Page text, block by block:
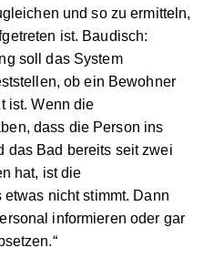
und so zu ermitteln,
ist. Baudisch:
soll das System
ob ein Bewohner
ist. Wenn die
dass die Person ins
das Bad bereits seit zwei
hat, ist die
nicht stimmt. Dann
informieren oder gar